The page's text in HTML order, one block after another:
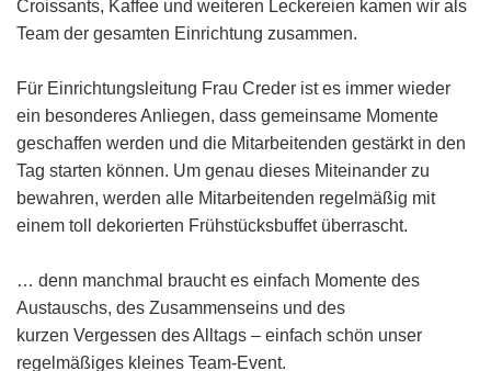
Croissants, Kaffee und weiteren Leckereien kamen wir als
Team der gesamten Einrichtung zusammen.
Für Einrichtungsleitung Frau Creder ist es immer wieder
ein besonderes Anliegen, dass gemeinsame Momente
geschaffen werden und die Mitarbeitenden gestärkt in den
Tag starten können. Um genau dieses Miteinander zu
bewahren, werden alle Mitarbeitenden regelmäßig mit
einem toll dekorierten Frühstücksbuffet überrascht.
… denn manchmal braucht es einfach Momente des
Austauschs, des Zusammenseins und des
kurzen Vergessen des Alltags – einfach schön unser
regelmäßiges kleines Team-Event.